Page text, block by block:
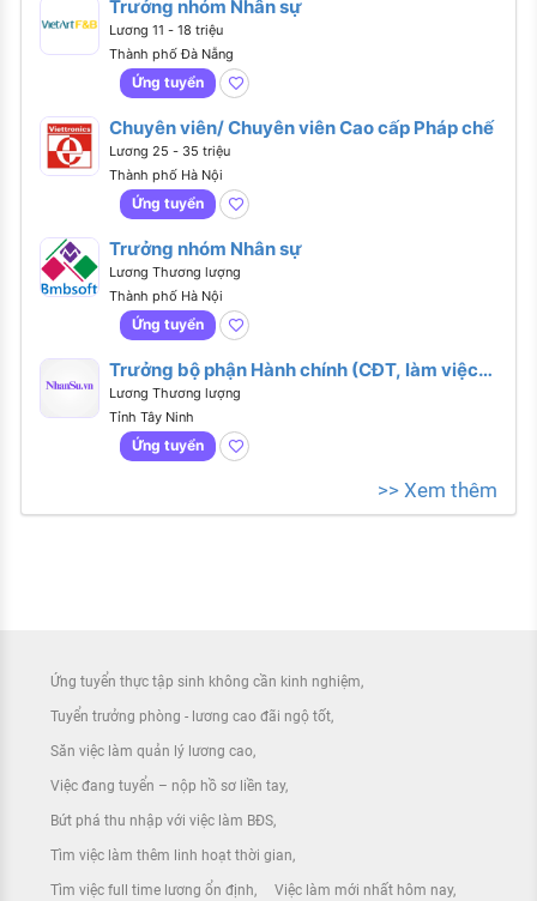
Trưởng nhóm Nhân sự
Lương 11 - 18 triệu
Thành phố Đà Nẵng
Ứng tuyển
Chuyên viên/ Chuyên viên Cao cấp Pháp chế
Lương 25 - 35 triệu
Thành phố Hà Nội
Ứng tuyển
Trưởng nhóm Nhân sự
Lương Thương lượng
Thành phố Hà Nội
Ứng tuyển
Trưởng bộ phận Hành chính (CĐT, làm việc
tại Long An, có xe đưa đón tại HCM)
Lương Thương lượng
Tỉnh Tây Ninh
Ứng tuyển
>> Xem thêm
Ứng tuyển thực tập sinh không cần kinh nghiệm
Tuyển trưởng phòng - lương cao đãi ngộ tốt
Săn việc làm quản lý lương cao
Việc đang tuyển – nộp hồ sơ liền tay
Bứt phá thu nhập với việc làm BĐS
Tìm việc làm thêm linh hoạt thời gian
Tìm việc full time lương ổn định Việc làm mới nhất hôm nay